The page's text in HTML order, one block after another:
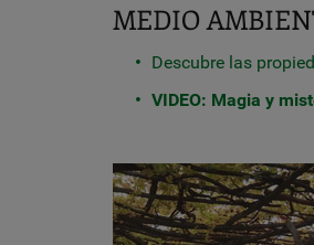
MEDIO
Descubre las
VIDEO: Magia y